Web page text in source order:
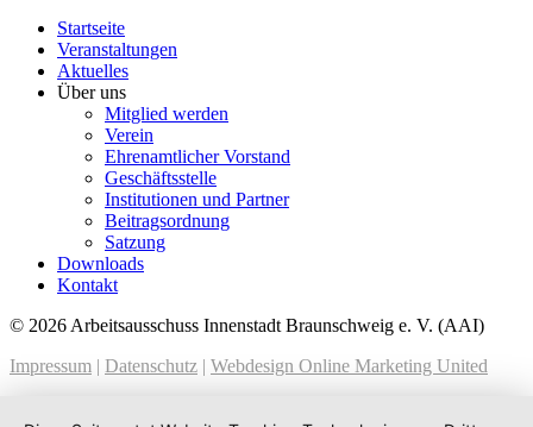
Startseite
Veranstaltungen
Aktuelles
Über uns
Mitglied werden
Verein
Ehrenamtlicher Vorstand
Geschäftsstelle
Institutionen und Partner
Beitragsordnung
Satzung
Downloads
Kontakt
© 2026 Arbeitsausschuss Innenstadt Braunschweig e. V. (AAI)
Impressum | Datenschutz | Webdesign Online Marketing United